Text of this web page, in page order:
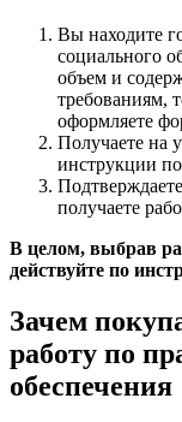
Вы находите
социального
объем и
требованиям,
оформляете
Получаете на
инструкции
получаете
В целом, выбрав
действуйте по
Зачем
работу по
обеспечения